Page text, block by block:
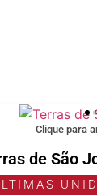
Clique para
de São